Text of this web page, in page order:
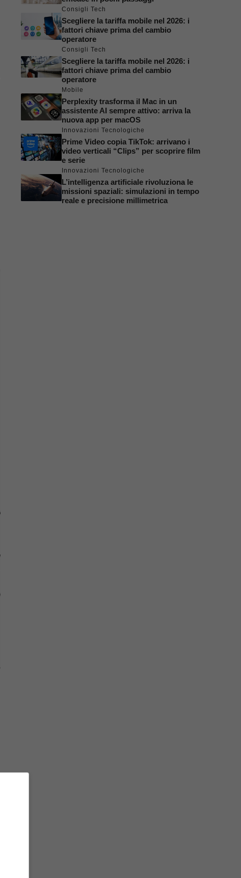
Consigli Tech
Scegliere la tariffa mobile nel 2026: i
fattori chiave prima del cambio
operatore
Consigli Tech
Scegliere la tariffa mobile nel 2026: i
fattori chiave prima del cambio
operatore
Mobile
Perplexity trasforma il Mac in un
assistente AI sempre attivo: arriva la
nuova app per macOS
Innovazioni Tecnologiche
Prime Video copia TikTok: arrivano i
video verticali “Clips” per scoprire film
e serie
Innovazioni Tecnologiche
L’intelligenza artificiale rivoluziona le
missioni spaziali: simulazioni in tempo
reale e precisione millimetrica